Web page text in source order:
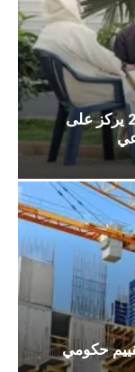
بشرى للمتقاعدين.. مشروع مالية 2027 يركز على
السكن” بعد 2028؟ تقييم حكومي